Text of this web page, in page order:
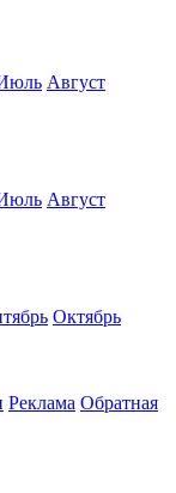
Август
Август
Октябрь
Реклама Обратная